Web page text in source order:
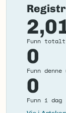
Funn totalt
0
Funn denne
0
Funn i dag